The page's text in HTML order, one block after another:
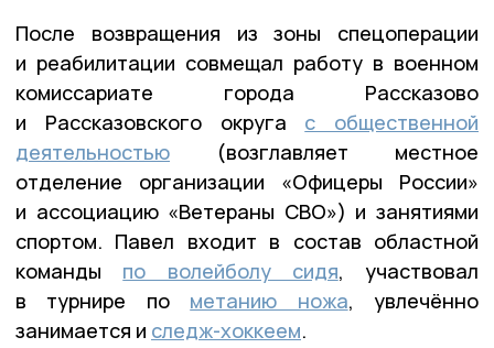
После возвращения из зоны спецоперации
и реабилитации совмещал работу в военном
комиссариате города Рассказово
и Рассказовского округа с общественной
деятельностью (возглавляет местное
отделение организации «Офицеры России»
и ассоциацию «Ветераны СВО») и занятиями
спортом. Павел входит в состав областной
команды по волейболу сидя, участвовал
в турнире по метанию ножа, увлечённо
занимается и следж-хоккеем.